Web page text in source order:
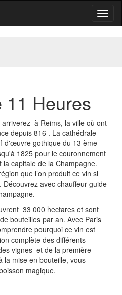
11 Heures
à Reims, la ville où ont
depuis 816 . La cathédrale
d'œuvre gothique du 13 ème
1825 pour le couronnement
capitale de la Champagne.
que l’on produit ce vin si
avec chauffeur-guide
33 000 hectares et sont
bouteilles par an. Avec Paris
pourquoi ce vin est
complète des différents
vignes et de la première
la mise en bouteille, vous
magique.